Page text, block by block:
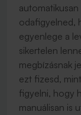
odafigyelned,
egyenlege a
sikertelen
megbízásnak
ezt fizesd,
figyelni, hogy
manuálisan is